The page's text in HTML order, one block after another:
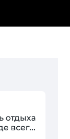
отдыха
всего